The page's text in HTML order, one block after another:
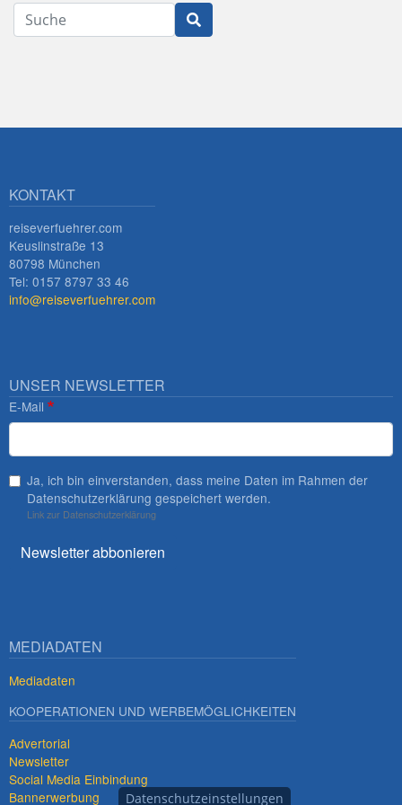
Innsbruck
Suche
KONTAKT
reiseverfuehrer.com
Keuslinstraße 13
80798 München
Tel: 0157 8797 33 46
info@reiseverfuehrer.com
UNSER NEWSLETTER
E-Mail
Ja, ich bin einverstanden, dass meine Daten im Rahmen der
Datenschutzerklärung gespeichert werden.
Link zur Datenschutzerklärung
Newsletter abbonieren
MEDIADATEN
Mediadaten
KOOPERATIONEN UND WERBEMÖGLICHKEITEN
Advertorial
Newsletter
Social Media Einbindung
Bannerwerbung
Datenschutzeinstellungen